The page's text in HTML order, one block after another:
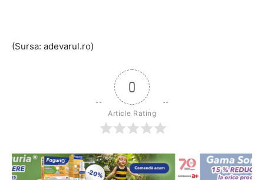
(Sursa: adevarul.ro)
0
Article Rating